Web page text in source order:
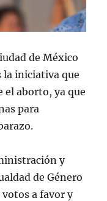
de México
la iniciativa que
el aborto, ya que
para
y
de Género
a favor y